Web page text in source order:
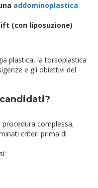
addominoplastica
(con liposuzione)
plastica, la torsoplastica
e gli obiettivi del
complessa,
criteri prima di